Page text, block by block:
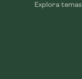
Explora temas